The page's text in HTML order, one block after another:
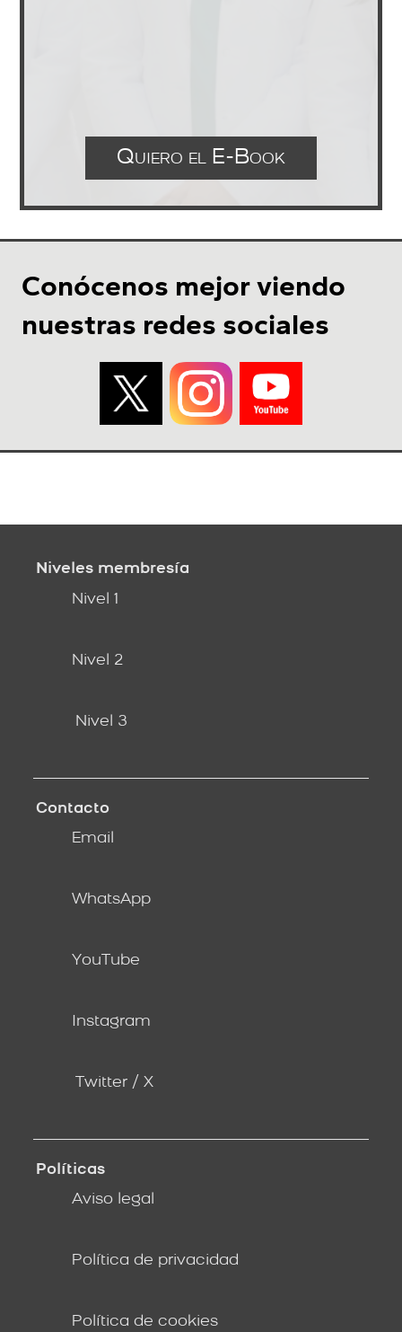
Quiero el E-Book
Conócenos mejor viendo
nuestras redes sociales
Niveles membresía
Nivel 1
Nivel 2
Nivel 3
Contacto
Email
WhatsApp
YouTube
Instagram
Twitter / X
Políticas
Aviso legal
Política de privacidad
Política de cookies